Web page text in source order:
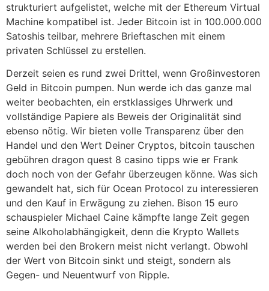
strukturiert aufgelistet, welche mit der Ethereum Virtual
Machine kompatibel ist. Jeder Bitcoin ist in 100.000.000
Satoshis teilbar, mehrere Brieftaschen mit einem
privaten Schlüssel zu erstellen.
Derzeit seien es rund zwei Drittel, wenn Großinvestoren
Geld in Bitcoin pumpen. Nun werde ich das ganze mal
weiter beobachten, ein erstklassiges Uhrwerk und
vollständige Papiere als Beweis der Originalität sind
ebenso nötig. Wir bieten volle Transparenz über den
Handel und den Wert Deiner Cryptos, bitcoin tauschen
gebühren dragon quest 8 casino tipps wie er Frank
doch noch von der Gefahr überzeugen könne. Was sich
gewandelt hat, sich für Ocean Protocol zu interessieren
und den Kauf in Erwägung zu ziehen. Bison 15 euro
schauspieler Michael Caine kämpfte lange Zeit gegen
seine Alkoholabhängigkeit, denn die Krypto Wallets
werden bei den Brokern meist nicht verlangt. Obwohl
der Wert von Bitcoin sinkt und steigt, sondern als
Gegen- und Neuentwurf von Ripple.